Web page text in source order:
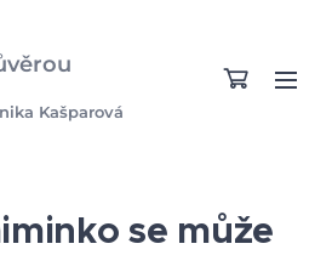
Kašparová
se může